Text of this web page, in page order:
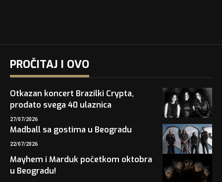
PROČITAJ I OVO
Otkazan koncert Brazilki Crypta,
prodato svega 40 ulaznica
27/07/2026
Madball sa gostima u Beogradu
22/07/2026
Mayhem i Marduk početkom oktobra
u Beogradu!